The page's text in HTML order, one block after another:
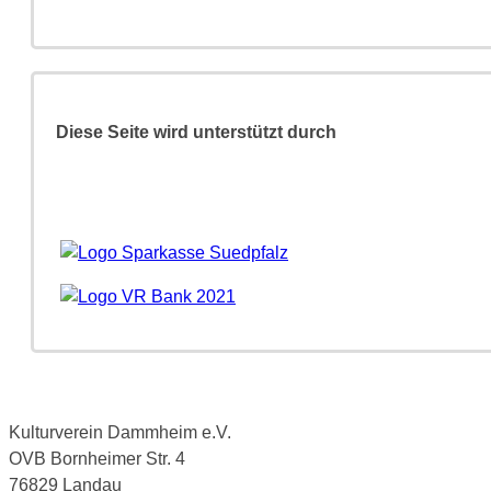
Diese Seite wird unterstützt durch
Kulturverein Dammheim e.V.
OVB Bornheimer Str. 4
76829 Landau